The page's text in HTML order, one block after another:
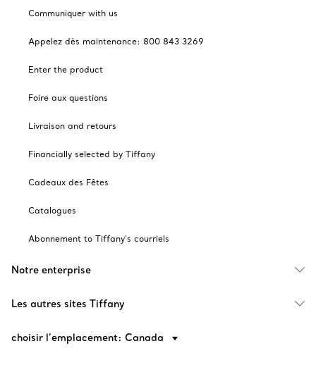
Communiquer with us
Appelez dès maintenance: 800 843 3269
Enter the product
Foire aux questions
Livraison and retours
Financially selected by Tiffany
Cadeaux des Fêtes
Catalogues
Abonnement to Tiffany's courriels
Notre enterprise
Les autres sites Tiffany
choisir l’emplacement: Canada